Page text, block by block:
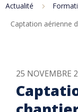
Actualité 5
Captation aérienne
25 NOVEMBRE